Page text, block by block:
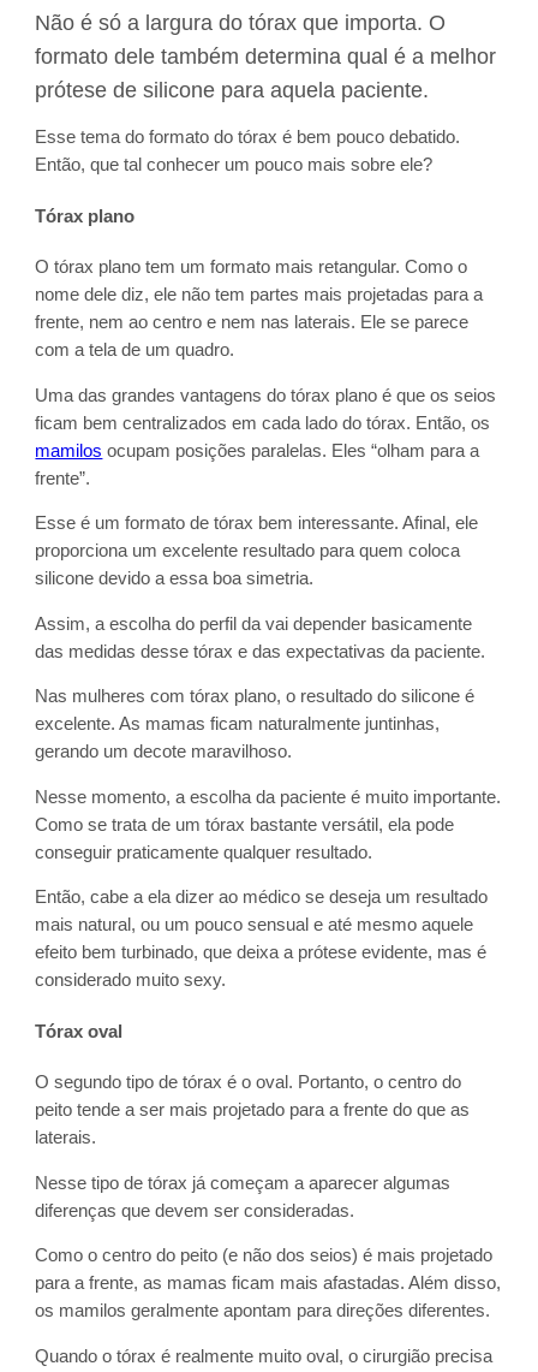
Não é só a largura do tórax que importa. O
formato dele também determina qual é a melhor
prótese de silicone para aquela paciente.
Esse tema do formato do tórax é bem pouco debatido.
Então, que tal conhecer um pouco mais sobre ele?
Tórax plano
O tórax plano tem um formato mais retangular. Como o
nome dele diz, ele não tem partes mais projetadas para a
frente, nem ao centro e nem nas laterais. Ele se parece
com a tela de um quadro.
Uma das grandes vantagens do tórax plano é que os seios
ficam bem centralizados em cada lado do tórax. Então, os
mamilos ocupam posições paralelas. Eles “olham para a
frente”.
Esse é um formato de tórax bem interessante. Afinal, ele
proporciona um excelente resultado para quem coloca
silicone devido a essa boa simetria.
Assim, a escolha do perfil da vai depender basicamente
das medidas desse tórax e das expectativas da paciente.
Nas mulheres com tórax plano, o resultado do silicone é
excelente. As mamas ficam naturalmente juntinhas,
gerando um decote maravilhoso.
Nesse momento, a escolha da paciente é muito importante.
Como se trata de um tórax bastante versátil, ela pode
conseguir praticamente qualquer resultado.
Então, cabe a ela dizer ao médico se deseja um resultado
mais natural, ou um pouco sensual e até mesmo aquele
efeito bem turbinado, que deixa a prótese evidente, mas é
considerado muito sexy.
Tórax oval
O segundo tipo de tórax é o oval. Portanto, o centro do
peito tende a ser mais projetado para a frente do que as
laterais.
Nesse tipo de tórax já começam a aparecer algumas
diferenças que devem ser consideradas.
Como o centro do peito (e não dos seios) é mais projetado
para a frente, as mamas ficam mais afastadas. Além disso,
os mamilos geralmente apontam para direções diferentes.
Quando o tórax é realmente muito oval, o cirurgião precisa